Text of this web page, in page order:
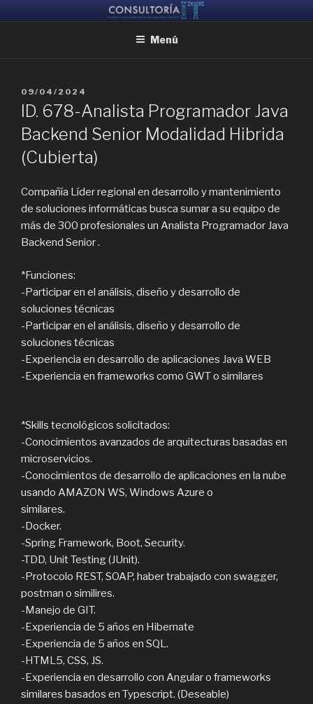
al
CONSULTORIA IT
Ayudamos a reunir grandes mentes, para que puedan crear juntas
Menú
PUBLICADO
EL
09/04/2024
ID. 678-Analista Programador Java
Backend Senior Modalidad Hibrida
(Cubierta)
Compañía Líder regional en desarrollo y mantenimiento
de soluciones informáticas busca sumar a su equipo de
más de 300 profesionales un Analista Programador Java
Backend Senior .
*Funciones:
-Participar en el análisis, diseño y desarrollo de
soluciones técnicas
-Participar en el análisis, diseño y desarrollo de
soluciones técnicas
-Experiencia en desarrollo de aplicaciones Java WEB
-Experiencia en frameworks como GWT o similares
*Skills tecnológicos solicitados:
-Conocimientos avanzados de arquitecturas basadas en
microservicios.
-Conocimientos de desarrollo de aplicaciones en la nube
usando AMAZON WS, Windows Azure o
similares.
-Docker.
-Spring Framework, Boot, Security.
-TDD, Unit Testing (JUnit).
-Protocolo REST, SOAP, haber trabajado con swagger,
postman o similires.
-Manejo de GIT.
-Experiencia de 5 años en Hibernate
-Experiencia de 5 años en SQL.
-HTML5, CSS, JS.
-Experiencia en desarrollo con Angular o frameworks
similares basados en Typescript. (Deseable)